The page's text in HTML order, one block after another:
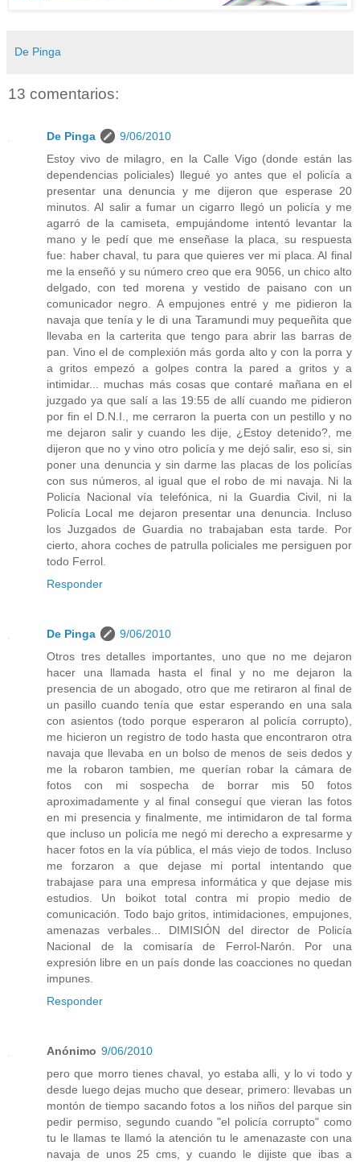
De Pinga
13 comentarios:
De Pinga
9/06/2010
Estoy vivo de milagro, en la Calle Vigo (donde están las
dependencias policiales) llegué yo antes que el policía a
presentar una denuncia y me dijeron que esperase 20
minutos. Al salir a fumar un cigarro llegó un policía y me
agarró de la camiseta, empujándome intentó levantar la
mano y le pedí que me enseñase la placa, su respuesta
fue: haber chaval, tu para que quieres ver mi placa. Al final
me la enseñó y su número creo que era 9056, un chico alto
delgado, con ted morena y vestido de paisano con un
comunicador negro. A empujones entré y me pidieron la
navaja que tenía y le di una Taramundi muy pequeñita que
llevaba en la carterita que tengo para abrir las barras de
pan. Vino el de complexión más gorda alto y con la porra y
a gritos empezó a golpes contra la pared a gritos y a
intimidar... muchas más cosas que contaré mañana en el
juzgado ya que salí a las 19:55 de allí cuando me pidieron
por fin el D.N.I., me cerraron la puerta con un pestillo y no
me dejaron salir y cuando les dije, ¿Estoy detenido?, me
dijeron que no y vino otro policía y me dejó salir, eso si, sin
poner una denuncia y sin darme las placas de los policías
con sus números, al igual que el robo de mi navaja. Ni la
Policía Nacional vía telefónica, ni la Guardia Civil, ni la
Policía Local me dejaron presentar una denuncia. Incluso
los Juzgados de Guardia no trabajaban esta tarde. Por
cierto, ahora coches de patrulla policiales me persiguen por
todo Ferrol.
Responder
De Pinga
9/06/2010
Otros tres detalles importantes, uno que no me dejaron
hacer una llamada hasta el final y no me dejaron la
presencia de un abogado, otro que me retiraron al final de
un pasillo cuando tenía que estar esperando en una sala
con asientos (todo porque esperaron al policía corrupto),
me hicieron un registro de todo hasta que encontraron otra
navaja que llevaba en un bolso de menos de seis dedos y
me la robaron tambien, me querían robar la cámara de
fotos con mi sospecha de borrar mis 50 fotos
aproximadamente y al final conseguí que vieran las fotos
en mi presencia y finalmente, me intimidaron de tal forma
que incluso un policía me negó mi derecho a expresarme y
hacer fotos en la vía pública, el más viejo de todos. Incluso
me forzaron a que dejase mi portal intentando que
trabajase para una empresa informática y que dejase mis
estudios. Un boikot total contra mi propio medio de
comunicación. Todo bajo gritos, intimidaciones, empujones,
amenazas verbales... DIMISIÓN del director de Policía
Nacional de la comisaría de Ferrol-Narón. Por una
expresión libre en un país donde las coacciones no quedan
impunes.
Responder
Anónimo 9/06/2010
pero que morro tienes chaval, yo estaba alli, y lo vi todo y
desde luego dejas mucho que desear, primero: llevabas un
montón de tiempo sacando fotos a los niños del parque sin
pedir permiso, segundo cuando "el policía corrupto" como
tu le llamas te llamó la atención tu le amenazaste con una
navaja de unos 25 cms, y cuando le dijiste que ibas a